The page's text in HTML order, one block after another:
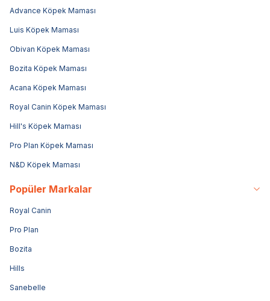
Advance Köpek Maması
Luis Köpek Maması
Obivan Köpek Maması
Bozita Köpek Maması
Acana Köpek Maması
Royal Canin Köpek Maması
Hill's Köpek Maması
Pro Plan Köpek Maması
N&D Köpek Maması
Popüler Markalar
Royal Canin
Pro Plan
Bozita
Hills
Sanebelle